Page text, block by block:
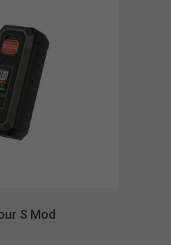
S Mod